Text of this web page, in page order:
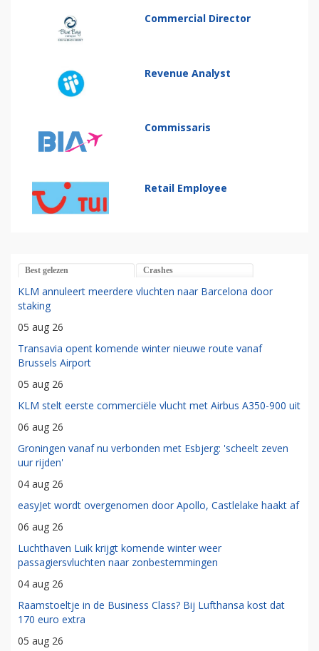
Commercial Director
Revenue Analyst
Commissaris
Retail Employee
Best gelezen Crashes
KLM annuleert meerdere vluchten naar Barcelona door
staking
05 aug 26
Transavia opent komende winter nieuwe route vanaf
Brussels Airport
05 aug 26
KLM stelt eerste commerciële vlucht met Airbus A350-900 uit
06 aug 26
Groningen vanaf nu verbonden met Esbjerg: 'scheelt zeven
uur rijden'
04 aug 26
easyJet wordt overgenomen door Apollo, Castlelake haakt af
06 aug 26
Luchthaven Luik krijgt komende winter weer
passagiersvluchten naar zonbestemmingen
04 aug 26
Raamstoeltje in de Business Class? Bij Lufthansa kost dat
170 euro extra
05 aug 26